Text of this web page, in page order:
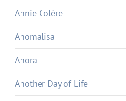
Annie Colère
Anomalisa
Anora
Another Day of Life